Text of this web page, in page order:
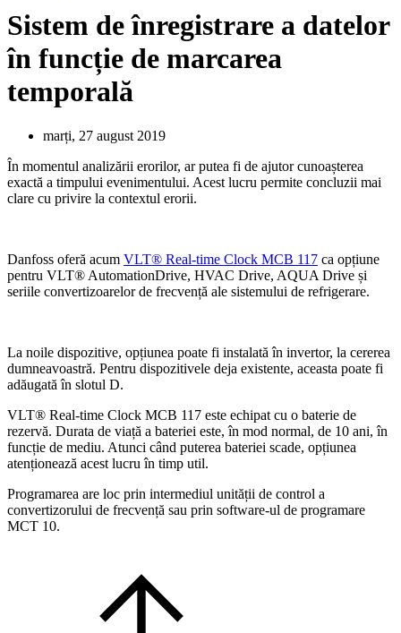
Sistem de înregistrare a datelor
în funcție de marcarea
temporală
marți, 27 august 2019
În momentul analizării erorilor, ar putea fi de ajutor cunoașterea
exactă a timpului evenimentului. Acest lucru permite concluzii mai
clare cu privire la contextul erorii.
Danfoss oferă acum VLT® Real-time Clock MCB 117 ca opțiune
pentru VLT® AutomationDrive, HVAC Drive, AQUA Drive și
seriile convertizoarelor de frecvență ale sistemului de refrigerare.
La noile dispozitive, opțiunea poate fi instalată în invertor, la cererea
dumneavoastră. Pentru dispozitivele deja existente, aceasta poate fi
adăugată în slotul D.
VLT® Real-time Clock MCB 117 este echipat cu o baterie de
rezervă. Durata de viață a bateriei este, în mod normal, de 10 ani, în
funcție de mediu. Atunci când puterea bateriei scade, opțiunea
atenționează acest lucru în timp util.
Programarea are loc prin intermediul unității de control a
convertizorului de frecvență sau prin software-ul de programare
MCT 10.